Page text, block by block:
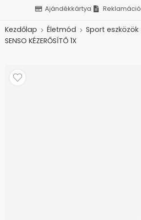
Ajándékkártya Reklamáció
Kezdőlap Életmód
Sport eszközök
SENSO KÉZERŐSÍTŐ 1X